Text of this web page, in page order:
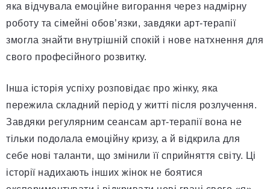
яка відчувала емоційне вигорання через надмірну
роботу та сімейні обов’язки, завдяки арт-терапії
змогла знайти внутрішній спокій і нове натхнення для
свого професійного розвитку.
Інша історія успіху розповідає про жінку, яка
пережила складний період у житті після розлучення.
Завдяки регулярним сеансам арт-терапії вона не
тільки подолала емоційну кризу, а й відкрила для
себе нові таланти, що змінили її сприйняття світу. Ці
історії надихають інших жінок не боятися